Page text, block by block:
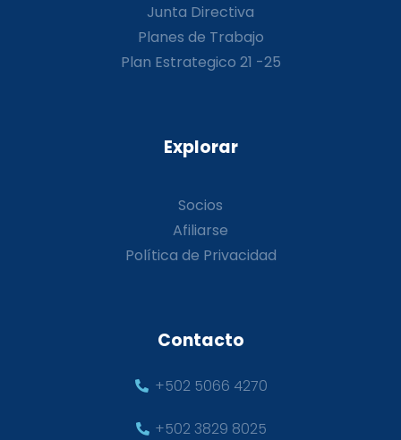
Junta Directiva
Planes de Trabajo
Plan Estrategico 21 -25
Explorar
Socios
Afiliarse
Política de Privacidad
Contacto
+502 5066 4270
+502 3829 8025